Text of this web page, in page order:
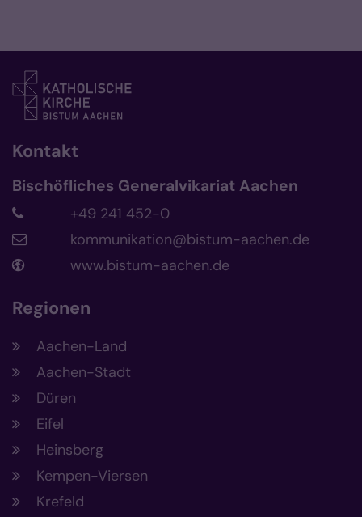
Kontakt
Bischöfliches Generalvikariat Aachen
+49 241 452-0
kommunikation@bistum-aachen.de
www.bistum-aachen.de
Regionen
Aachen-Land
Aachen-Stadt
Düren
Eifel
Heinsberg
Kempen-Viersen
Krefeld